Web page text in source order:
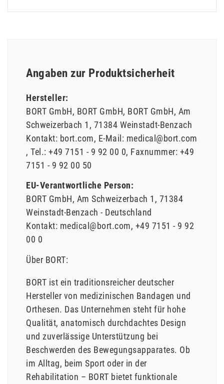
Angaben zur Produktsicherheit
Hersteller:
BORT GmbH BORT GmbH BORT GmbH Am
Schweizerbach 1 71384 Weinstadt-Benzach
Kontakt: bort.com E-Mail: medical@bort.com
Tel.: +49 7151 - 9 92 00 0 Faxnummer: +49
7151 - 9 92 00 50
EU-Verantwortliche Person:
BORT GmbH Am Schweizerbach 1
71384
Weinstadt-Benzach
Deutschland
Kontakt: medical@bort.com +49 7151 - 9 92
00 0
Über BORT:
BORT ist ein traditionsreicher deutscher
Hersteller von medizinischen Bandagen und
Orthesen. Das Unternehmen steht für hohe
Qualität, anatomisch durchdachtes Design
und zuverlässige Unterstützung bei
Beschwerden des Bewegungsapparates. Ob
im Alltag, beim Sport oder in der
Rehabilitation – BORT bietet funktionale